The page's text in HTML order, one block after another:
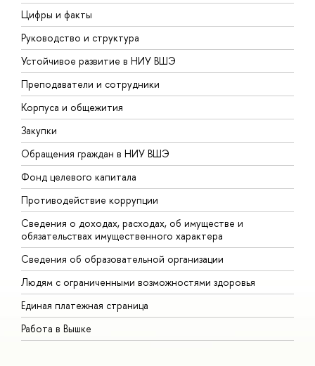
Цифры и факты
Руководство и структура
Устойчивое развитие в НИУ ВШЭ
Преподаватели и сотрудники
Корпуса и общежития
Закупки
Обращения граждан в НИУ ВШЭ
Фонд целевого капитала
Противодействие коррупции
Сведения о доходах, расходах, об имуществе и
обязательствах имущественного характера
Сведения об образовательной организации
Людям с ограниченными возможностями здоровья
Единая платежная страница
Работа в Вышке